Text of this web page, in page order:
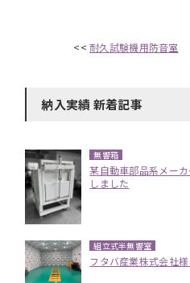
<< 耐久試験機用防音室
納入実績 新着記事
無響箱
某自動車部品系メー
しました
組立式半無響室
フタバ産業株式会社